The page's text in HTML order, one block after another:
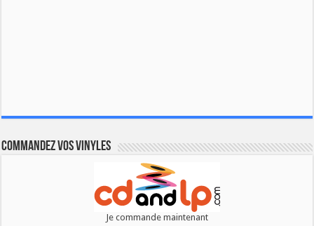
Commandez vos vinyles
Je commande maintenant